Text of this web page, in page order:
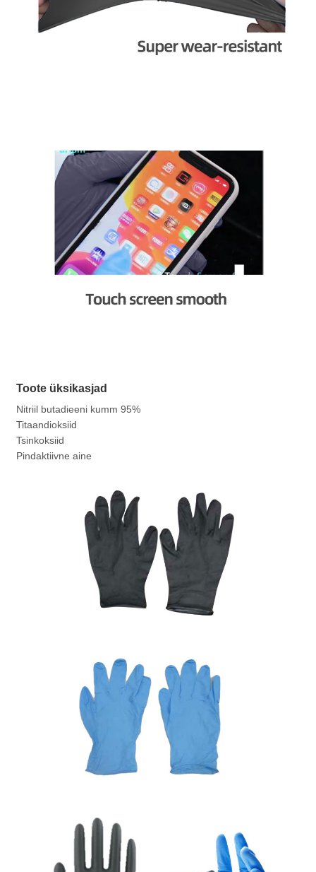
Toote üksikasjad
Nitriil butadieeni kumm 95%
Titaandioksiid
Tsinkoksiid
Pindaktiivne aine